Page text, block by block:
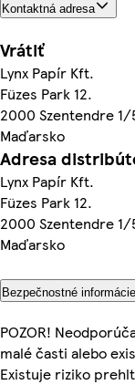
Kontaktná adresa
Vrátiť
Lynx Papír Kft.
Füzes Park 12.
2000 Szentendre 1/
Maďarsko
Adresa
Lynx Papír Kft.
Füzes Park 12.
2000 Szentendre 1/
Maďarsko
Bezpečnostné informácie
POZOR!
malé časti alebo
Existuje riziko